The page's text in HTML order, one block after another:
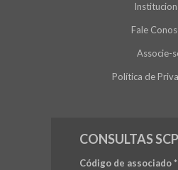
Fale
Associe-
Política de
CONSULTAS
Código de associado*